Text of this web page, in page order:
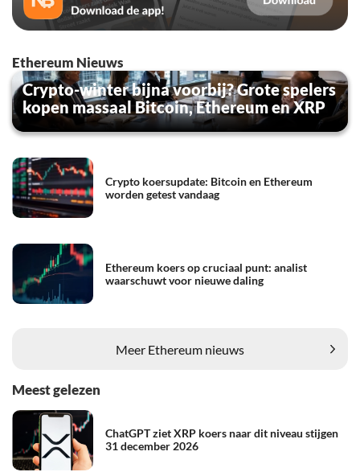
Ethereum Nieuws
Crypto-winter bijna voorbij? Grote spelers
kopen massaal Bitcoin, Ethereum en XRP
Crypto koersupdate: Bitcoin en Ethereum
worden getest vandaag
Ethereum koers op cruciaal punt: analist
waarschuwt voor nieuwe daling
Meer Ethereum nieuws
Meest gelezen
ChatGPT ziet XRP koers naar dit niveau stijgen
31 december 2026